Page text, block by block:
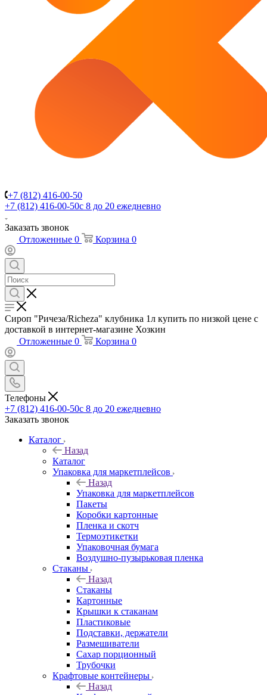
+7 (812) 416-00-50
+7 (812) 416-00-50с 8 до 20 ежедневно
Заказать звонок
Отложенные 0 Корзина 0
Сироп "Ричеза/Richeza" клубника 1л купить по низкой цене с
доставкой в интернет-магазине Хозкин
Отложенные 0 Корзина 0
Телефоны
+7 (812) 416-00-50с 8 до 20 ежедневно
Заказать звонок
Каталог
Назад
Каталог
Упаковка для маркетплейсов
Назад
Упаковка для маркетплейсов
Пакеты
Коробки картонные
Пленка и скотч
Термоэтикетки
Упаковочная бумага
Воздушно-пузырьковая пленка
Стаканы
Назад
Стаканы
Картонные
Крышки к стаканам
Пластиковые
Подставки, держатели
Размешиватели
Сахар порционный
Трубочки
Крафтовые контейнеры
Назад